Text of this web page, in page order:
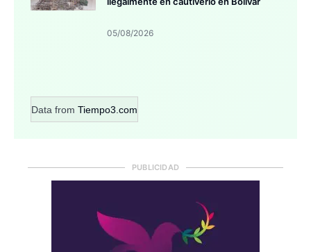
05/08/2026
Data from Tiempo3.com
PUBLICIDAD